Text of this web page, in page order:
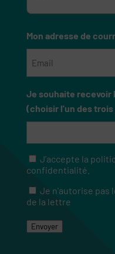
Mon adresse de
Je souhaite recevoir
(choisir l'un des
RGPDJ’accepte la
confidentialité.
RGPDJe n'autorise pas
de la lettre
Envoyer